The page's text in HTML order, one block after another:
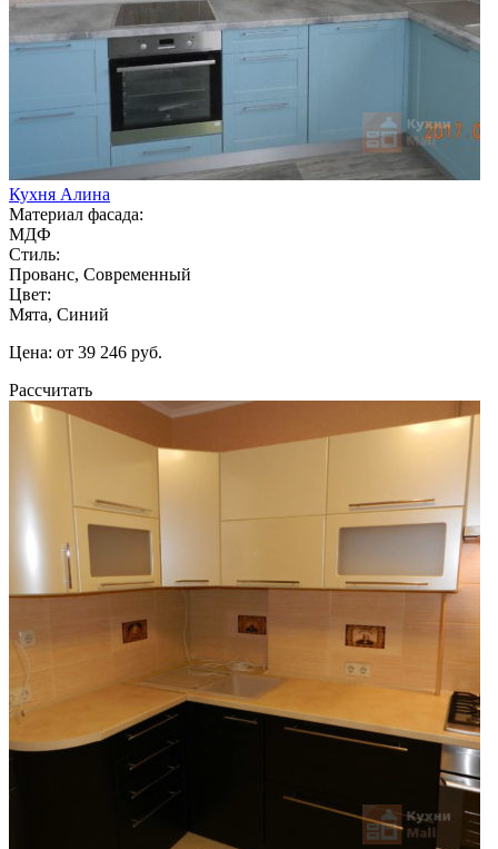
Кухня Алина
Материал фасада:
МДФ
Стиль:
Прованс, Современный
Цвет:
Мята, Синий
Цена: от 39 246 руб.
Рассчитать